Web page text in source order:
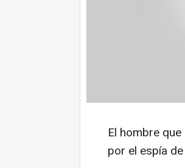
El hombre
por el espía